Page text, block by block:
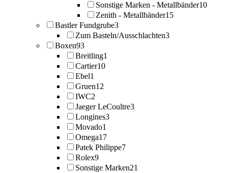
Sonstige Marken - Metallbänder10
Zenith - Metallbänder15
Bastler Fundgrube3
Zum Basteln/Ausschlachten3
Boxen93
Breitling1
Cartier10
Ebel1
Gruen12
IWC2
Jaeger LeCoultre3
Longines3
Movado1
Omega17
Patek Philippe7
Rolex9
Sonstige Marken21